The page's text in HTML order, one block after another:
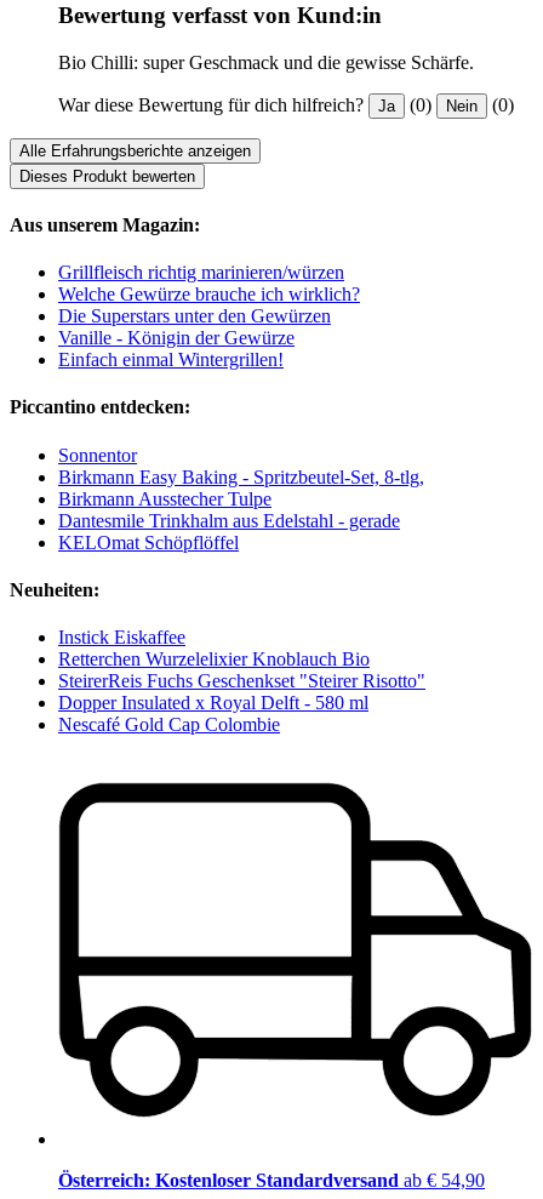
Bewertung verfasst von Kund:in
Bio Chilli: super Geschmack und die gewisse Schärfe.
War diese Bewertung für dich hilfreich? Ja (0) Nein (0)
Alle Erfahrungsberichte anzeigen
Dieses Produkt bewerten
Aus unserem Magazin:
Grillfleisch richtig marinieren/würzen
Welche Gewürze brauche ich wirklich?
Die Superstars unter den Gewürzen
Vanille - Königin der Gewürze
Einfach einmal Wintergrillen!
Piccantino entdecken:
Sonnentor
Birkmann Easy Baking - Spritzbeutel-Set, 8-tlg,
Birkmann Ausstecher Tulpe
Dantesmile Trinkhalm aus Edelstahl - gerade
KELOmat Schöpflöffel
Neuheiten:
Instick Eiskaffee
Retterchen Wurzelelixier Knoblauch Bio
SteirerReis Fuchs Geschenkset "Steirer Risotto"
Dopper Insulated x Royal Delft - 580 ml
Nescafé Gold Cap Colombie
Österreich: Kostenloser Standardversand ab € 54,90